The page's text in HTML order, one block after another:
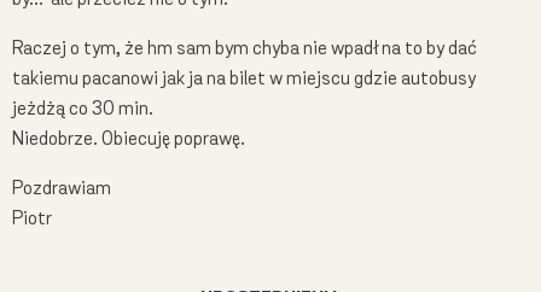
Raczej o tym, że hm sam bym chyba nie wpadł na to by dać
takiemu pacanowi jak ja na bilet w miejscu gdzie autobusy
jeżdżą co 30 min.
Niedobrze. Obiecuję poprawę.
Pozdrawiam
Piotr